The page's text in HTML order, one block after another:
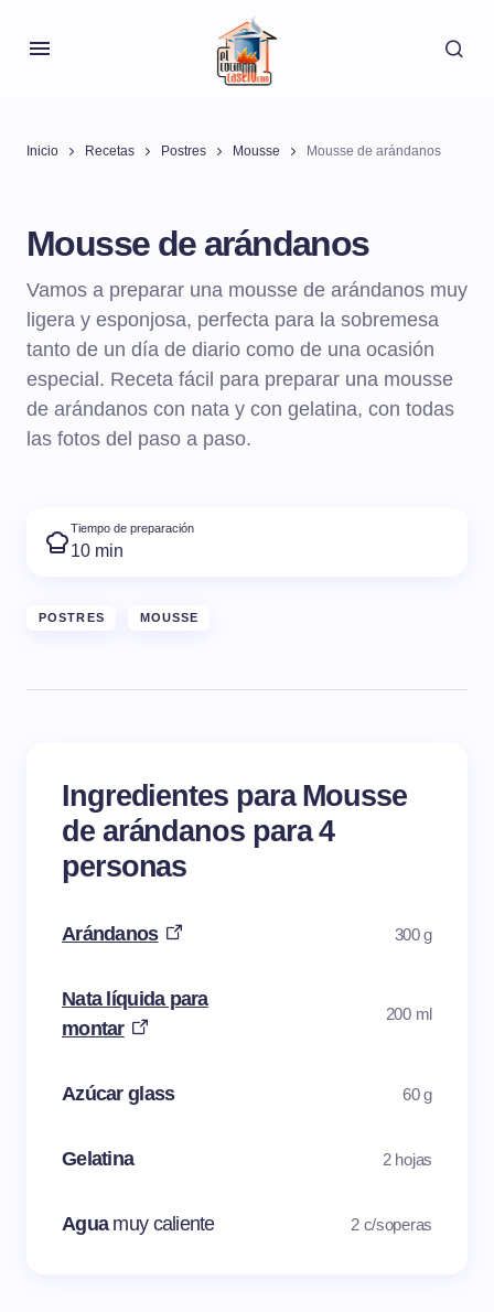
Inicio Recetas Postres Mousse Mousse de arándanos
Mousse de arándanos
Vamos a preparar una mousse de arándanos muy
ligera y esponjosa, perfecta para la sobremesa
tanto de un día de diario como de una ocasión
especial. Receta fácil para preparar una mousse
de arándanos con nata y con gelatina, con todas
las fotos del paso a paso.
Tiempo de preparación
10 min
POSTRES MOUSSE
Ingredientes para Mousse
de arándanos para 4
personas
Arándanos 300 g
Nata líquida para
montar
200 ml
Azúcar glass 60 g
Gelatina 2 hojas
Agua muy caliente 2 c/soperas